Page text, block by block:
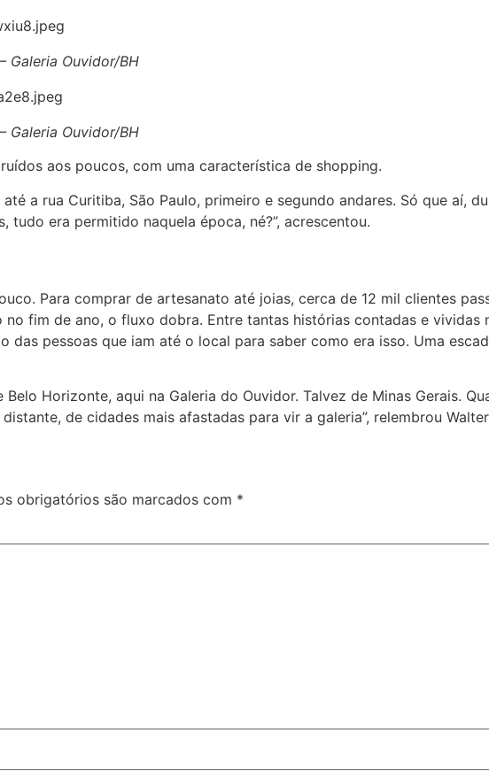
Galeria Ouvidor/BH
Galeria Ouvidor/BH
aos poucos, com uma característica de shopping.
a rua Curitiba, São Paulo, primeiro e segundo andares. Só que aí,
era permitido naquela época, né?”, acrescentou.
Para comprar de artesanato até joias, cerca de 12 mil clientes
fim de ano, o fluxo dobra. Entre tantas histórias contadas e vividas
das pessoas que iam até o local para saber como era isso. Uma
Horizonte, aqui na Galeria do Ouvidor. Talvez de Minas Gerais.
de cidades mais afastadas para vir a galeria”, relembrou
obrigatórios são marcados com *